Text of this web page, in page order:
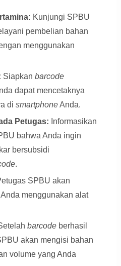
Kunjungi SPBU
pembelian bahan
menggunakan
Siapkan barcode
dapat mencetaknya
di smartphoneAnda.
Petugas: Informasikan
bahwa Anda ingin
bersubsidi
.
SPBU akan
menggunakan alat
barcodeberhasil
akan mengisi bahan
volume yang Anda